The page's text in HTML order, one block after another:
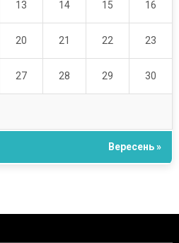
13 14 15 16
20 21 22 23
27 28 29 30
Вересень »